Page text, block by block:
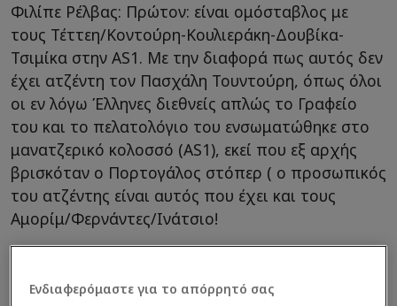
Φιλίπε Ρέλβας: Πρώτον: είναι ομόσταβλος με
τους Τέττεη/Κοντούρη-Κουλιεράκη-Δουβίκα-
Τσιμίκα στην AS1. Με την διαφορά πως αυτός δεν
έχει ατζέντη τον Πασχάλη Τουντούρη, όπως όλοι
οι εν λόγω Έλληνες διεθνείς απλώς το Γραφείο
του και το πελατολόγιο του ενσωματώθηκε στο
μανατζερικό κολοσσό (ΑS1), εκεί που εξ αρχής
βρισκόταν ο Πορτογάλος στόπερ ( ο προσωπικός
του ατζέντης είναι αυτός που έχει και τους
Αμορίμ/Φερνάντες/Ινάτσιο!
Ενδιαφερόμαστε για το απόρρητό σας